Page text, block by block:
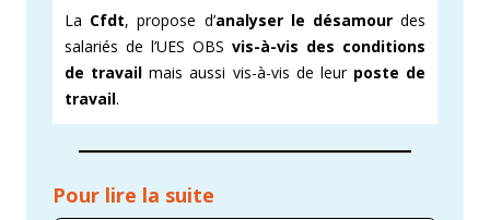
La Cfdt, propose d’analyser le désamourdes
salariés de l’UES OBS vis-à-vis des conditions
de travail mais aussi vis-à-vis de leur poste de
travail.
Pour lire la suite